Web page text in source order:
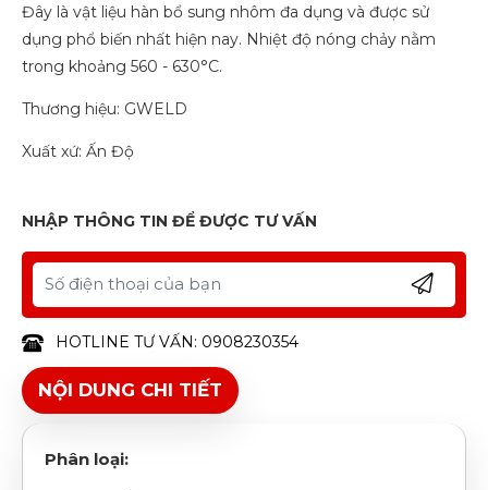
Đây là vật liệu hàn bổ sung nhôm đa dụng và được sử
dụng phổ biến nhất hiện nay. Nhiệt độ nóng chảy nằm
trong khoảng 560 - 630°C.
Thương hiệu: GWELD
Xuất xứ: Ấn Độ
NHẬP THÔNG TIN ĐỂ ĐƯỢC TƯ VẤN
HOTLINE TƯ VẤN: 0908230354
NỘI DUNG CHI TIẾT
Phân loại: